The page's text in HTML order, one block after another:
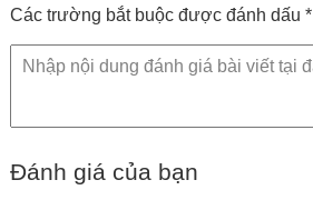
Các trường bắt buộc được đánh dấu *
Đánh giá của bạn